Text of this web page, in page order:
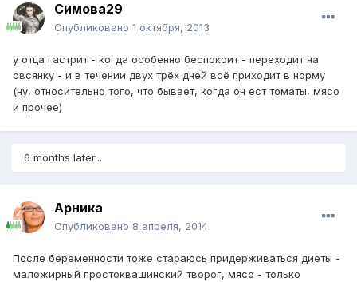
Симова29
Опубликовано 1 октября, 2013
у отца гастрит - когда особенно беспокоит - переходит на
овсянку - и в течении двух трёх дней всё приходит в норму
(ну, относительно того, что бывает, когда он ест томаты, мясо
и прочее)
6 months later...
Арника
Опубликовано 8 апреля, 2014
После беременности тоже стараюсь придерживаться диеты -
маложирный простоквашинский творог, мясо - только